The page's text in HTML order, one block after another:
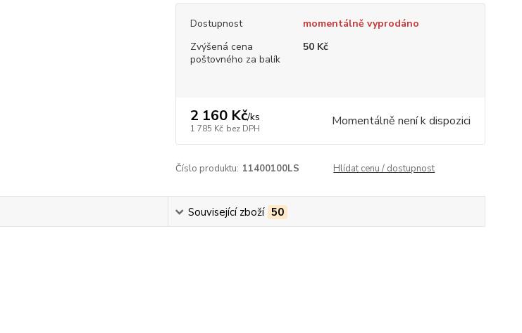
Dostupnost
momentálně vyprodáno
Zvýšená cena
poštovného za balík
50 Kč
2 160 Kč/ks
1 785 Kč bez DPH Momentálně není k dispozici
Číslo produktu: 11400100LS Hlídat cenu / dostupnost
Související zboží 50